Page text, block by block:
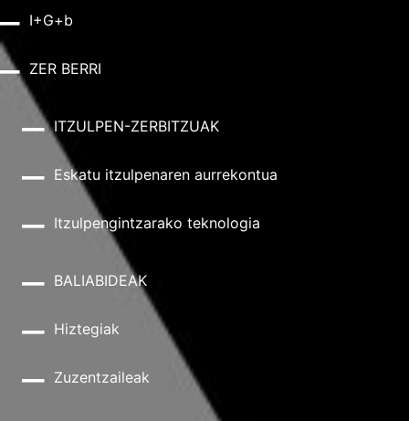
I+G+b
ZER BERRI
ITZULPEN-ZERBITZUAK
Eskatu itzulpenaren aurrekontua
Itzulpengintzarako teknologia
BALIABIDEAK
Hiztegiak
Zuzentzaileak